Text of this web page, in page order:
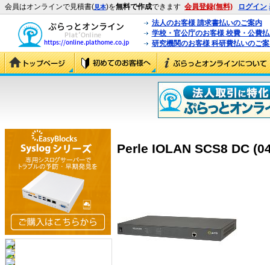
会員はオンラインで見積書(見本)を無料で作成できます 会員登録(無料) ログイン
法人のお客様 請求書払いのご案内
学校・官公庁のお客様 校費・公費
研究機関のお客様 科研費払いのご
Perle IOLAN SCS8 DC